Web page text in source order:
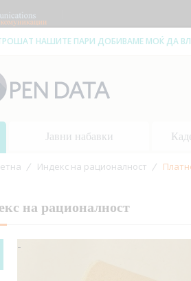
ТРОШАТ НАШИТЕ ПАРИ ДОБИВАМЕ МОЌ ДА
Јавни набавки
Индекс на рационалност
на рационалност